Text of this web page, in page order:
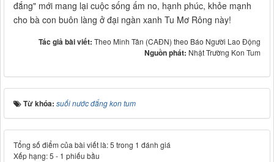
đắng" mới mang lại cuộc sống ấm no, hạnh phúc, khỏe mạnh
cho bà con buôn làng ở đại ngàn xanh Tu Mơ Rông này!
Tác giả bài viết: Theo Minh Tân (CAĐN) theo Báo Người Lao Động
Nguồn phát: Nhật Trường Kon Tum
Từ khóa: suối nước đắng kon tum
Tổng số điểm của bài viết là: 5 trong 1 đánh giá
Xếp hạng:5 - 1 phiếu bầu